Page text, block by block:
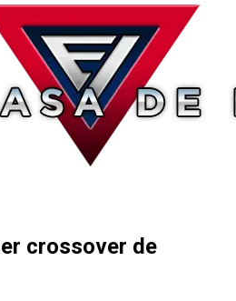
crossover de